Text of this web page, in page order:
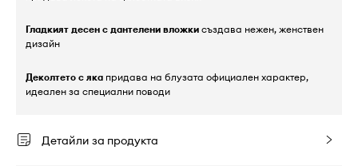
Гладкият десен с дантелени вложки създава нежен, женствен
дизайн
Деколтето с яка придава на блузата официален характер,
идеален за специални поводи
Детайли за продукта